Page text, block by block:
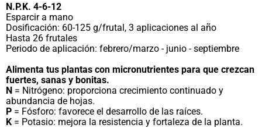
N.P.K. 4-6-12
Esparcir a mano
Dosificación: 60-125 g/frutal, 3 aplicaciones al año
Hasta 26 frutales
Periodo de aplicación: febrero/marzo - junio - septiembre
Alimenta tus plantas con micronutrientes para que crezcan
fuertes, sanas y bonitas.
N = Nitrógeno: proporciona crecimiento continuado y
abundancia de hojas.
P = Fósforo: favorece el desarrollo de las raíces.
K = Potasio: mejora la resistencia y fortaleza de la planta.